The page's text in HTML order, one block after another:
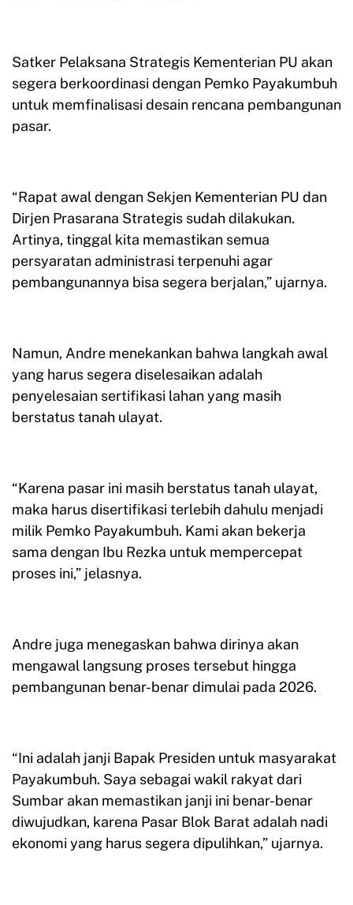
Satker Pelaksana Strategis Kementerian PU akan
segera berkoordinasi dengan Pemko Payakumbuh
untuk memfinalisasi desain rencana pembangunan
pasar.
“Rapat awal dengan Sekjen Kementerian PU dan
Dirjen Prasarana Strategis sudah dilakukan.
Artinya, tinggal kita memastikan semua
persyaratan administrasi terpenuhi agar
pembangunannya bisa segera berjalan,” ujarnya.
Namun, Andre menekankan bahwa langkah awal
yang harus segera diselesaikan adalah
penyelesaian sertifikasi lahan yang masih
berstatus tanah ulayat.
“Karena pasar ini masih berstatus tanah ulayat,
maka harus disertifikasi terlebih dahulu menjadi
milik Pemko Payakumbuh. Kami akan bekerja
sama dengan Ibu Rezka untuk mempercepat
proses ini,” jelasnya.
Andre juga menegaskan bahwa dirinya akan
mengawal langsung proses tersebut hingga
pembangunan benar-benar dimulai pada 2026.
“Ini adalah janji Bapak Presiden untuk masyarakat
Payakumbuh. Saya sebagai wakil rakyat dari
Sumbar akan memastikan janji ini benar-benar
diwujudkan, karena Pasar Blok Barat adalah nadi
ekonomi yang harus segera dipulihkan,” ujarnya.